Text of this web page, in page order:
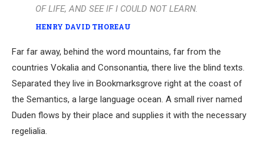
OF LIFE, AND SEE IF I COULD NOT LEARN.
HENRY DAVID THOREAU
Far far away, behind the word mountains, far from the
countries Vokalia and Consonantia, there live the blind texts.
Separated they live in Bookmarksgrove right at the coast of
the Semantics, a large language ocean. A small river named
Duden flows by their place and supplies it with the necessary
regelialia.